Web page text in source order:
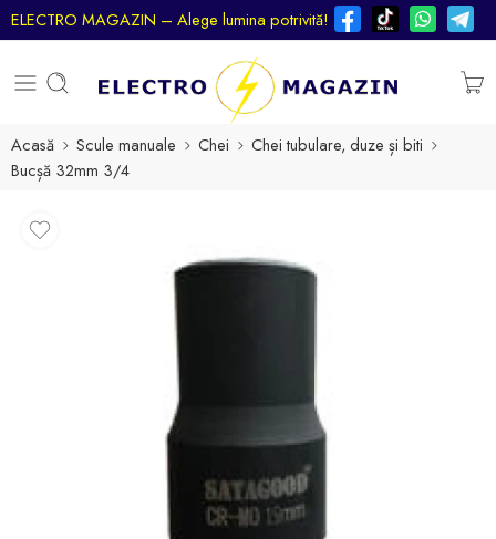
ELECTRO MAGAZIN – Alege lumina potrivită!
Acasă Scule manuale Chei
Chei tubulare, duze și biti
Bucșă 32mm 3/4